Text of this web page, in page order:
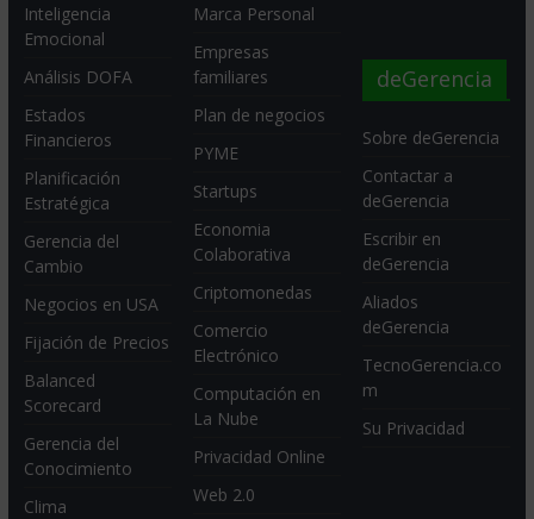
Inteligencia
Emocional
Análisis DOFA
Estados
Financieros
Planificación
Estratégica
Gerencia del
Cambio
Negocios en USA
Fijación de Precios
Balanced
Scorecard
Gerencia del
Conocimiento
Clima
Marca Personal
Empresas
familiares
Plan de negocios
PYME
Startups
Economia
Colaborativa
Criptomonedas
Comercio
Electrónico
Computación en
La Nube
Privacidad Online
Web 2.0
deGerencia
Sobre deGerencia
Contactar a
deGerencia
Escribir en
deGerencia
Aliados
deGerencia
TecnoGerencia.co
m
Su Privacidad